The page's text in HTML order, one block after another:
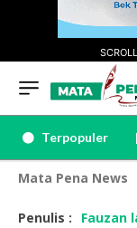
Terpopuler |
Mata Pena News
Penulis : Fauzan